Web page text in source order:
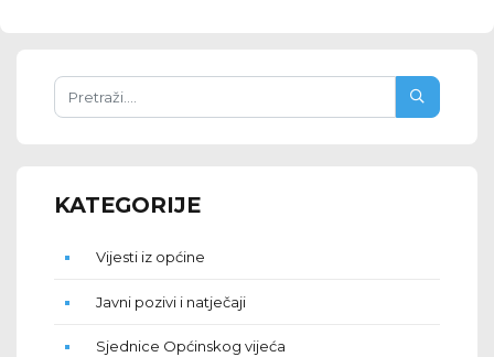
KATEGORIJE
Vijesti iz općine
Javni pozivi i natječaji
Sjednice Općinskog vijeća